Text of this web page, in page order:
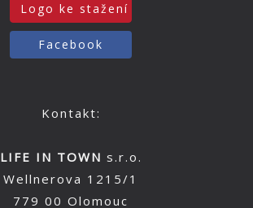
Logo ke stažení
Facebook
Kontakt:
LIFE IN TOWN s.r.o.
Wellnerova 1215/1
779 00 Olomouc